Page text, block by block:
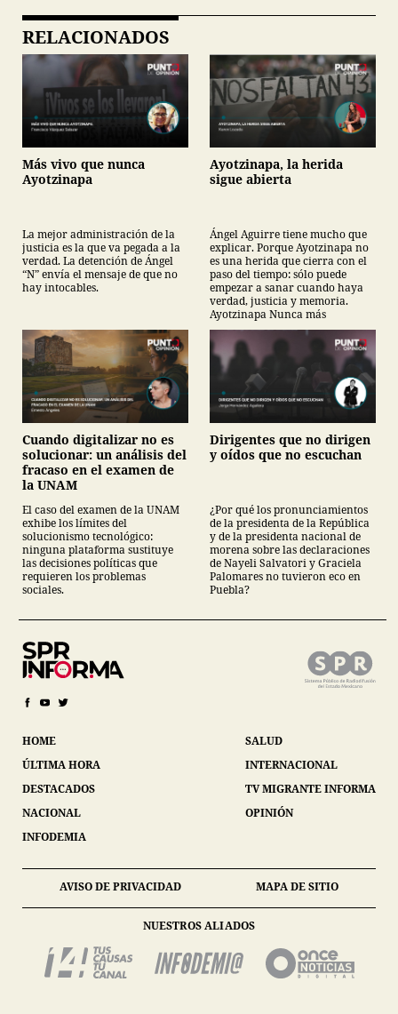
RELACIONADOS
Más vivo que nunca
Ayotzinapa
La mejor administración de la
justicia es la que va pegada a la
verdad. La detención de Ángel
“N” envía el mensaje de que no
hay intocables.
Ayotzinapa, la herida
sigue abierta
Ángel Aguirre tiene mucho que
explicar. Porque Ayotzinapa no
es una herida que cierra con el
paso del tiempo: sólo puede
empezar a sanar cuando haya
verdad, justicia y memoria.
Ayotzinapa Nunca más
Cuando digitalizar no es
solucionar: un análisis del
fracaso en el examen de
la UNAM
El caso del examen de la UNAM
exhibe los límites del
solucionismo tecnológico:
ninguna plataforma sustituye
las decisiones políticas que
requieren los problemas
sociales.
Dirigentes que no dirigen
y oídos que no escuchan
¿Por qué los pronunciamientos
de la presidenta de la República
y de la presidenta nacional de
morena sobre las declaraciones
de Nayeli Salvatori y Graciela
Palomares no tuvieron eco en
Puebla?
HOME
ÚLTIMA HORA
DESTACADOS
NACIONAL
INFODEMIA
SALUD
INTERNACIONAL
TV MIGRANTE INFORMA
OPINIÓN
AVISO DE PRIVACIDAD MAPA DE SITIO
NUESTROS ALIADOS